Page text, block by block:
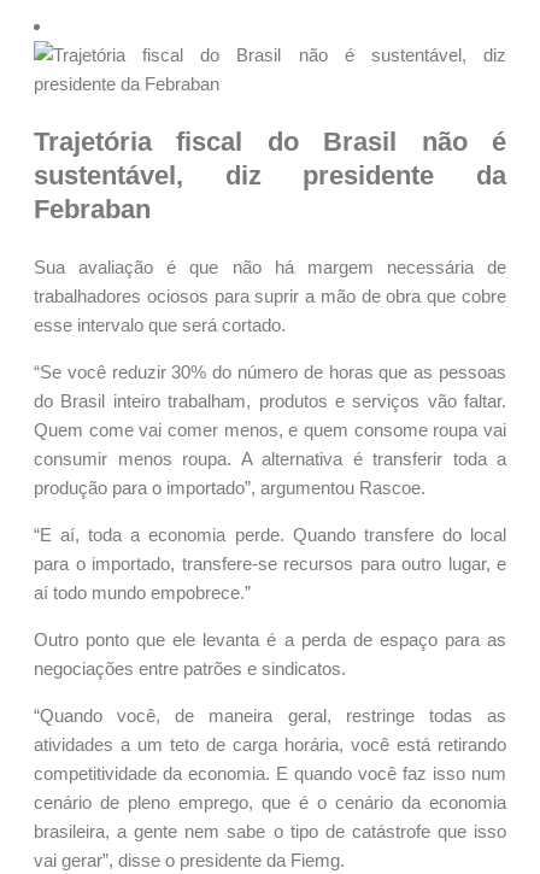
Trajetória fiscal do Brasil não é
sustentável, diz presidente da
Febraban
Sua avaliação é que não há margem necessária de
trabalhadores ociosos para suprir a mão de obra que cobre
esse intervalo que será cortado.
“Se você reduzir 30% do número de horas que as pessoas
do Brasil inteiro trabalham, produtos e serviços vão faltar.
Quem come vai comer menos, e quem consome roupa vai
consumir menos roupa. A alternativa é transferir toda a
produção para o importado”, argumentou Rascoe.
“E aí, toda a economia perde. Quando transfere do local
para o importado, transfere-se recursos para outro lugar, e
aí todo mundo empobrece.”
Outro ponto que ele levanta é a perda de espaço para as
negociações entre patrões e sindicatos.
“Quando você, de maneira geral, restringe todas as
atividades a um teto de carga horária, você está retirando
competitividade da economia. E quando você faz isso num
cenário de pleno emprego, que é o cenário da economia
brasileira, a gente nem sabe o tipo de catástrofe que isso
vai gerar”, disse o presidente da Fiemg.